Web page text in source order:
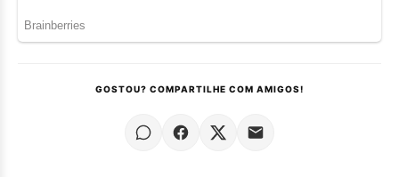
GOSTOU? COMPARTILHE COM AMIGOS!